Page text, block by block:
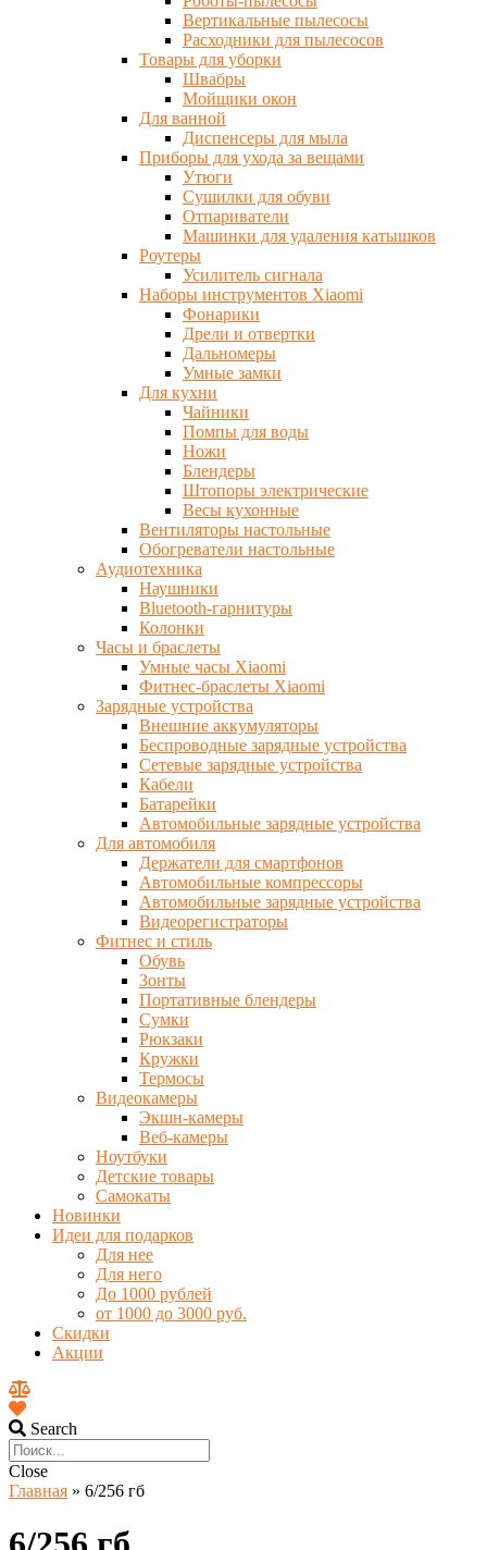
Вертикальные пылесосы
Расходники для пылесосов
Товары для уборки
Швабры
Мойщики окон
Для ванной
Диспенсеры для мыла
Приборы для ухода за вещами
Утюги
Сушилки для обуви
Отпариватели
Машинки для удаления катышков
Роутеры
Усилитель сигнала
Наборы инструментов Xiaomi
Фонарики
Дрели и отвертки
Дальномеры
Умные замки
Для кухни
Чайники
Помпы для воды
Ножи
Блендеры
Штопоры электрические
Весы кухонные
Вентиляторы настольные
Обогреватели настольные
Аудиотехника
Наушники
Bluetooth-гарнитуры
Колонки
Часы и браслеты
Умные часы Xiaomi
Фитнес-браслеты Xiaomi
Зарядные устройства
Внешние аккумуляторы
Беспроводные зарядные устройства
Сетевые зарядные устройства
Кабели
Батарейки
Автомобильные зарядные устройства
Для автомобиля
Держатели для смартфонов
Автомобильные компрессоры
Автомобильные зарядные устройства
Видеорегистраторы
Фитнес и стиль
Обувь
Зонты
Портативные блендеры
Сумки
Рюкзаки
Кружки
Термосы
Видеокамеры
Экшн-камеры
Веб-камеры
Ноутбуки
Детские товары
Самокаты
Новинки
Идеи для подарков
Для нее
Для него
До 1000 рублей
от 1000 до 3000 руб.
Скидки
Акции
Search
Close
Главная » 6/256 гб